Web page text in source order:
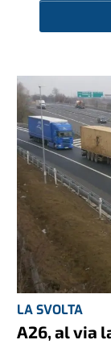
LA SVOLTA
A26, al via